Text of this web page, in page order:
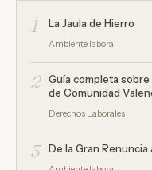
1 La Jaula de Hierro
Ambiente laboral
2
Guía completa
de Comunidad
Derechos Laborales
3 De la Gran